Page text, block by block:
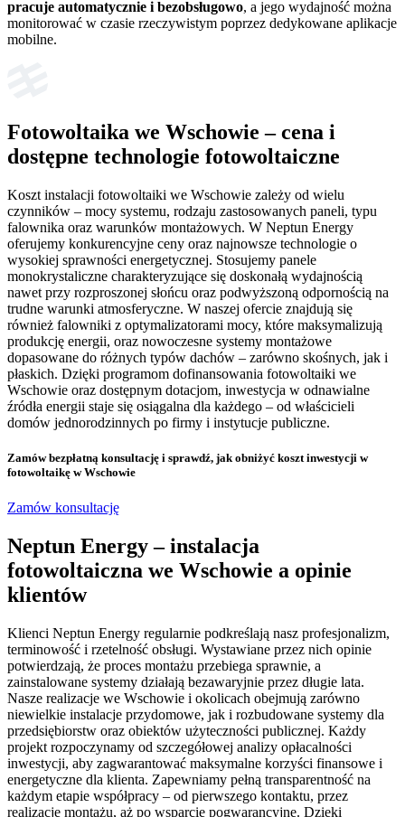
pracuje automatycznie i bezobsługowo, a jego wydajność można
monitorować w czasie rzeczywistym poprzez dedykowane aplikacje
mobilne.
Fotowoltaika we Wschowie – cena i
dostępne technologie fotowoltaiczne
Koszt instalacji fotowoltaiki we Wschowie zależy od wielu
czynników – mocy systemu, rodzaju zastosowanych paneli, typu
falownika oraz warunków montażowych. W Neptun Energy
oferujemy konkurencyjne ceny oraz najnowsze technologie o
wysokiej sprawności energetycznej. Stosujemy panele
monokrystaliczne charakteryzujące się doskonałą wydajnością
nawet przy rozproszonej słońcu oraz podwyższoną odpornością na
trudne warunki atmosferyczne. W naszej ofercie znajdują się
również falowniki z optymalizatorami mocy, które maksymalizują
produkcję energii, oraz nowoczesne systemy montażowe
dopasowane do różnych typów dachów – zarówno skośnych, jak i
płaskich. Dzięki programom dofinansowania fotowoltaiki we
Wschowie oraz dostępnym dotacjom, inwestycja w odnawialne
źródła energii staje się osiągalna dla każdego – od właścicieli
domów jednorodzinnych po firmy i instytucje publiczne.
Zamów bezpłatną konsultację i sprawdź, jak obniżyć koszt inwestycji w
fotowoltaikę w Wschowie
Zamów konsultację
Neptun Energy – instalacja
fotowoltaiczna we Wschowie a opinie
klientów
Klienci Neptun Energy regularnie podkreślają nasz profesjonalizm,
terminowość i rzetelność obsługi. Wystawiane przez nich opinie
potwierdzają, że proces montażu przebiega sprawnie, a
zainstalowane systemy działają bezawaryjnie przez długie lata.
Nasze realizacje we Wschowie i okolicach obejmują zarówno
niewielkie instalacje przydomowe, jak i rozbudowane systemy dla
przedsiębiorstw oraz obiektów użyteczności publicznej. Każdy
projekt rozpoczynamy od szczegółowej analizy opłacalności
inwestycji, aby zagwarantować maksymalne korzyści finansowe i
energetyczne dla klienta. Zapewniamy pełną transparentność na
każdym etapie współpracy – od pierwszego kontaktu, przez
realizację montażu, aż po wsparcie pogwarancyjne. Dzięki